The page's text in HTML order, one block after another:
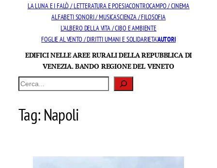
LA LUNA E I FALÒ / LETTERATURA E POESIACONTROCAMPO / CINEMA
ALFABETI SONORI / MUSICASCIENZA / FILOSOFIA
L’ALBERO DELLA VITA / CIBO E AMBIENTE
FOGLIE AL VENTO / DIRITTI UMANI E SOLIDARIETA’AUTORI
EDIFICI NELLE AREE RURALI DELLA REPUBBLICA DI
VENEZIA. BANDO REGIONE DEL VENETO
Cerca
Tag: Napoli